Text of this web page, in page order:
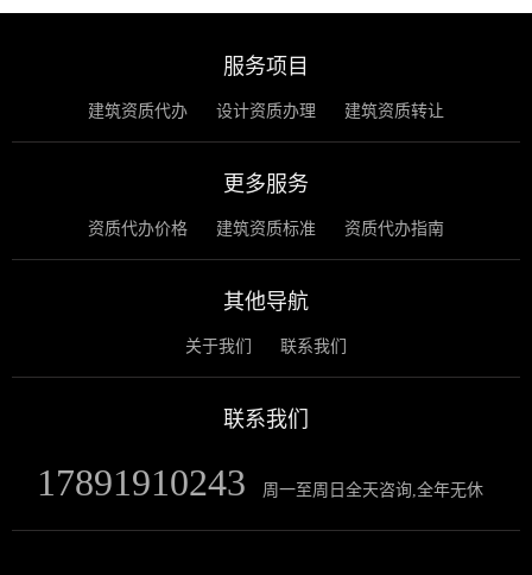
服务项目
建筑资质代办 设计资质办理 建筑资质转让
更多服务
资质代办价格 建筑资质标准 资质代办指南
其他导航
关于我们 联系我们
联系我们
17891910243 周一至周日全天咨询,全年无休